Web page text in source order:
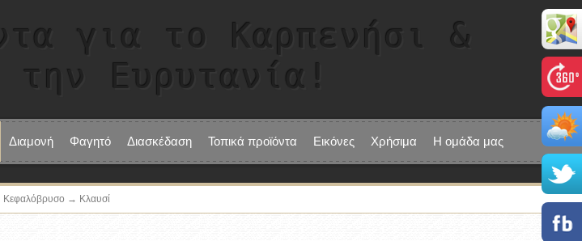
για το Καρπενήσι &
την Ευρυτανία!
Διαμονή Φαγητό Διασκέδαση Τοπικά προϊόντα Εικόνες Χρήσιμα Η ομάδα μας
Κεφαλόβρυσο → Κλαυσί